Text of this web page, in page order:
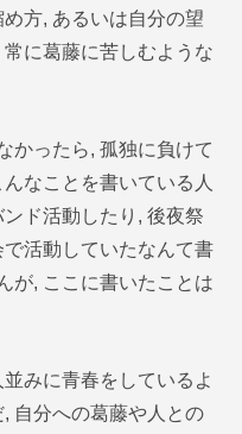
方, あるいは自分の望
に葛藤に苦しむような
かったら, 孤独に負けて
なことを書いている人
ド活動したり, 後夜祭
活動していたなんて書
が, ここに書いたことは
みに青春をしているよ
自分への葛藤や人との